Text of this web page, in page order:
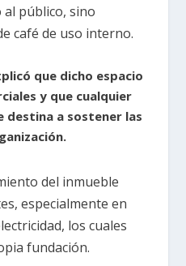
público, sino
café de uso interno.
que dicho espacio
y que cualquier
destina a sostener las
del inmueble
especialmente en
los cuales
fundación.